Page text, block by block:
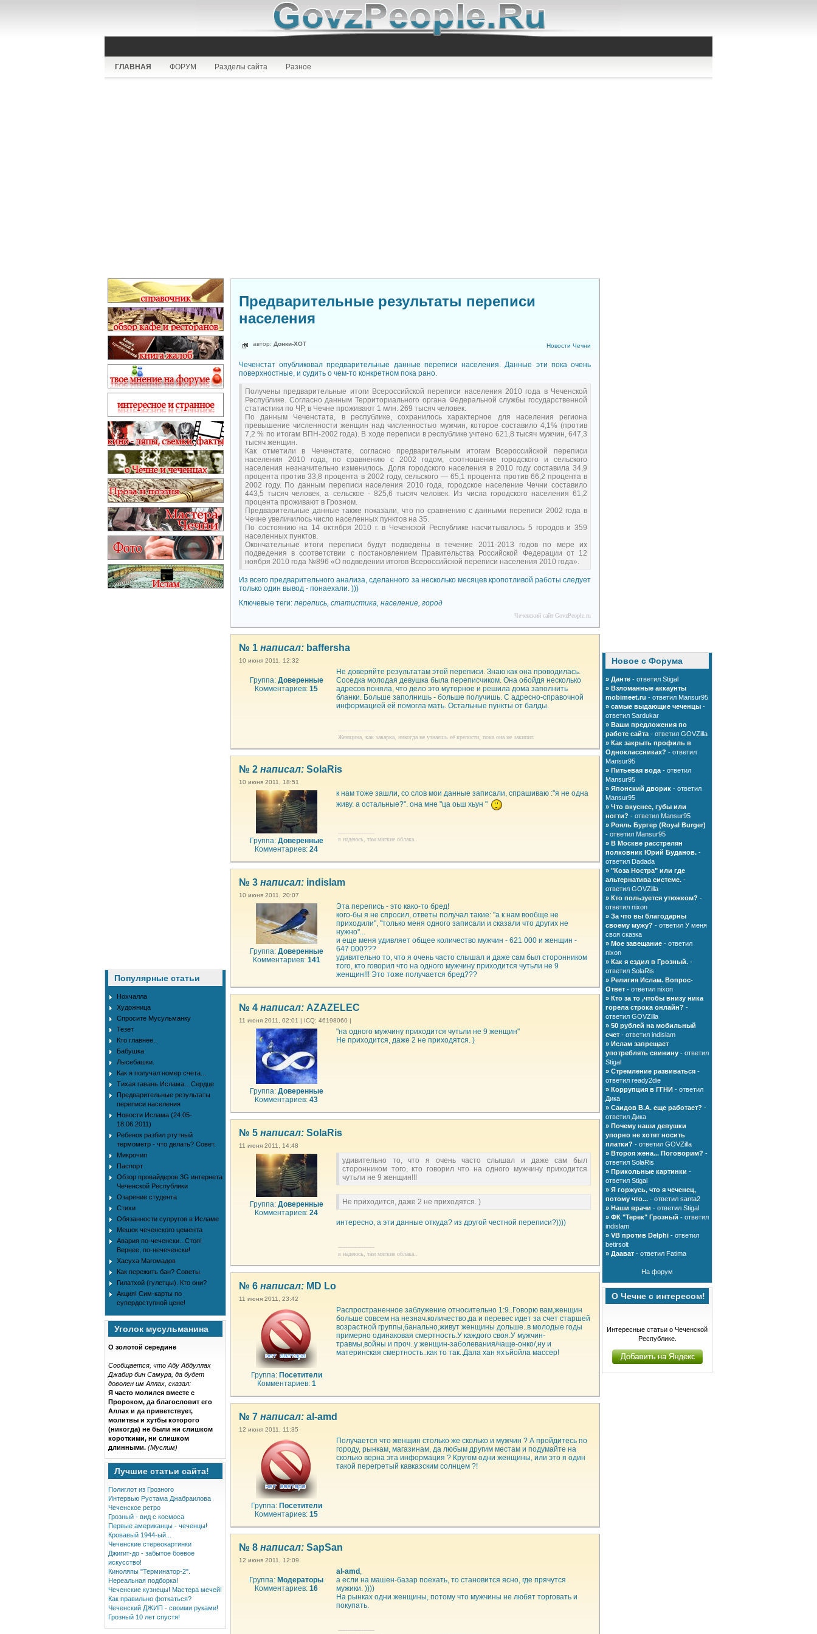
ГЛАВНАЯ ФОРУМ Разделы сайта Разное
Популярные статьи
Нохчалла
Художница
Спросите Мусульманку
Тезет
Кто главнее..
Бабушка
Лысебашки.
Как я получал номер счета...
Тихая гавань Ислама…Сердце
Предварительные результаты
переписи населения
Новости Ислама (24.05-
18.06.2011)
Ребенок разбил ртутный
термометр - что делать? Совет.
Микрочип
Паспорт
Обзор провайдеров 3G интернета
Чеченской Республики
Озарение студента
Стихи
Обязанности супругов в Исламе
Мешок чеченского цемента
Авария по-чеченски...Стоп!
Вернее, по-нечеченски!
Хасуха Магомадов
Как пережить бан? Советы.
Гилатхой (гулетцы). Кто они?
Акция! Сим-карты по
супердоступной цене!
Уголок мусульманина
О золотой середине
Сообщается, что Абу Абдуллах
Джабир бин Самура, да будет
доволен им Аллах, сказал:
Я часто молился вместе с
Пророком, да благословит его
Аллах и да приветствует,
молитвы и хутбы которого
(никогда) не были ни слишком
короткими, ни слишком
длинными. (Муслим)
Лучшие статьи сайта!
Полиглот из Грозного
Интервью Рустама Джабраилова
Чеченское ретро
Грозный - вид с космоса
Первые американцы - чеченцы!
Кровавый 1944-ый...
Чеченские стереокартинки
Джигит-до - забытое боевое
искусство!
Киноляпы "Терминатор-2".
Нереальная подборка!
Чеченские кузнецы! Мастера мечей!
Как правильно фоткаться?
Чеченский ДЖИП - своими руками!
Грозный 10 лет спустя!
Предварительные результаты переписи
населения
автор: Донки-ХОТ Новости Чечни
Чеченстат опубликовал предварительные данные переписи населения. Данные эти пока очень
поверхностные, и судить о чем-то конкретном пока рано.
Получены предварительные итоги Всероссийской переписи населения 2010 года в Чеченской
Республике. Согласно данным Территориального органа Федеральной службы государственной
статистики по ЧР, в Чечне проживают 1 млн. 269 тысяч человек.
По данным Чеченстата, в республике, сохранилось характерное для населения региона
превышение численности женщин над численностью мужчин, которое составило 4,1% (против
7,2 % по итогам ВПН-2002 года). В ходе переписи в республике учтено 621,8 тысяч мужчин, 647,3
тысяч женщин.
Как отметили в Чеченстате, согласно предварительным итогам Всероссийской переписи
населения 2010 года, по сравнению с 2002 годом, соотношение городского и сельского
населения незначительно изменилось. Доля городского населения в 2010 году составила 34,9
процента против 33,8 процента в 2002 году, сельского — 65,1 процента против 66,2 процента в
2002 году. По данным переписи населения 2010 года, городское население Чечни составило
443,5 тысяч человек, а сельское - 825,6 тысяч человек. Из числа городского населения 61,2
процента проживают в Грозном.
Предварительные данные также показали, что по сравнению с данными переписи 2002 года в
Чечне увеличилось число населенных пунктов на 35.
По состоянию на 14 октября 2010 г. в Чеченской Республике насчитывалось 5 городов и 359
населенных пунктов.
Окончательные итоги переписи будут подведены в течение 2011-2013 годов по мере их
подведения в соответствии с постановлением Правительства Российской Федерации от 12
ноября 2010 года №896 «О подведении итогов Всероссийской переписи населения 2010 года».
Из всего предварительного анализа, сделанного за несколько месяцев кропотливой работы следует
только один вывод - понаехали. )))
Ключевые теги: перепись, статистика, население, город
Чеченский сайт GovzPeople.ru
№ 1 написал: baffersha
10 июня 2011, 12:32
Группа: Доверенные
Комментариев: 15
Не доверяйте результатам этой переписи. Знаю как она проводилась.
Соседка молодая девушка была переписчиком. Она обойдя несколько
адресов поняла, что дело это муторное и решила дома заполнить
бланки. Больше заполнишь - больше получишь. С адресно-справочной
информацией ей помогла мать. Остальные пункты от балды.
--------------------
Женщина, как заварка, никогда не узнаешь её крепости, пока она не закипит.
№ 2 написал: SolaRis
10 июня 2011, 18:51
Группа: Доверенные
Комментариев: 24
к нам тоже зашли, со слов мои данные записали, спрашиваю :"я не одна
живу. а остальные?". она мне "ца оьш хьун "
--------------------
я надеюсь, там мягкие облака..
№ 3 написал: indislam
10 июня 2011, 20:07
Группа: Доверенные
Комментариев: 141
Эта перепись - это како-то бред!
кого-бы я не спросил, ответы получал такие: "а к нам вообще не
приходили", "только меня одного записали и сказали что других не
нужно"...
и еще меня удивляет общее количество мужчин - 621 000 и женщин -
647 000???
удивительно то, что я очень часто слышал и даже сам был сторонником
того, кто говорил что на одного мужчину приходится чутьли не 9
женщин!!! Это тоже получается бред???
№ 4 написал: AZAZELEC
11 июня 2011, 02:01 | ICQ: 46198060 |
Группа: Доверенные
Комментариев: 43
"на одного мужчину приходится чутьли не 9 женщин"
Не приходится, даже 2 не приходятся. )
№ 5 написал: SolaRis
11 июня 2011, 14:48
Группа: Доверенные
Комментариев: 24
удивительно то, что я очень часто слышал и даже сам был
сторонником того, кто говорил что на одного мужчину приходится
чутьли не 9 женщин!!!
Не приходится, даже 2 не приходятся. )
интересно, а эти данные откуда? из другой честной переписи?))))
--------------------
я надеюсь, там мягкие облака..
№ 6 написал: MD Lo
11 июня 2011, 23:42
Группа: Посетители
Комментариев: 1
Распространенное заблужение относительно 1:9..Говорю вам,женщин
больше совсем на незнач.количество,да и перевес идет за счет старшей
возрастной группы,банально,живут женщины дольше..в молодые годы
примерно одинаковая смертность.У каждого своя.У мужчин-
травмы,войны и проч..у женщин-заболевания/чаще-онко/,ну и
материнская смертность..как то так..Дала хан яхъйойла массер!
№ 7 написал: al-amd
12 июня 2011, 11:35
Группа: Посетители
Комментариев: 15
Получается что женщин столько же сколько и мужчин ? А пройдитесь по
городу, рынкам, магазинам, да любым другим местам и подумайте на
сколько верна эта информация ? Кругом одни женщины, или это я один
такой перегретый кавказским солнцем ?!
№ 8 написал: SapSan
12 июня 2011, 12:09
Группа: Модераторы
Комментариев: 16
al-amd ,
а если на машен-базар поехать, то становится ясно, где прячутся
мужики. ))))
На рынках одни женщины, потому что мужчины не любят торговать и
покупать.
--------------------
Новое с Форума
» Данте - ответил Stigal
» Взломанные аккаунты
mobimeet.ru - ответил Mansur95
» самые выдающие чеченцы -
ответил Sardukar
» Ваши предложения по
работе сайта - ответил GOVZilla
» Как закрыть профиль в
Одноклассниках? - ответил
Mansur95
» Питьевая вода - ответил
Mansur95
» Японский дворик - ответил
Mansur95
» Что вкуснее, губы или
ногти? - ответил Mansur95
» Рояль Бургер (Royal Burger)
- ответил Mansur95
» В Москве расстрелян
полковник Юрий Буданов. -
ответил Dadada
» "Коза Ностра" или где
альтернатива системе. -
ответил GOVZilla
» Кто пользуется утюжком? -
ответил nixon
» За что вы благодарны
своему мужу? - ответил У меня
своя сказка
» Мое завещание - ответил
nixon
» Как я ездил в Грозный. -
ответил SolaRis
» Религия Ислам. Вопрос-
Ответ - ответил nixon
» Кто за то ,чтобы внизу ника
горела строка онлайн? -
ответил GOVZilla
» 50 рублей на мобильный
счет - ответил indislam
» Ислам запрещает
употреблять свинину - ответил
Stigal
» Стремление развиваться -
ответил ready2die
» Коррупция в ГГНИ - ответил
Дика
» Саидов В.А. еще работает? -
ответил Дика
» Почему наши девушки
упорно не хотят носить
платки? - ответил GOVZilla
» Второя жена... Поговорим? -
ответил SolaRis
» Прикольные картинки -
ответил Stigal
» Я горжусь, что я чеченец,
потому что... - ответил santa2
» Наши врачи - ответил Stigal
» ФК "Терек" Грозный - ответил
indislam
» VB против Delphi - ответил
betirsolt
» Даават - ответил Fatima
На форум
О Чечне с интересом!
Интересные статьи о Чеченской
Республике.